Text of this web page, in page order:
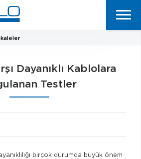
Dayanıklı Kablolara
Testler
birçok durumda büyük önem